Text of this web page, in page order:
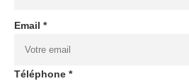
Email *
Téléphone *